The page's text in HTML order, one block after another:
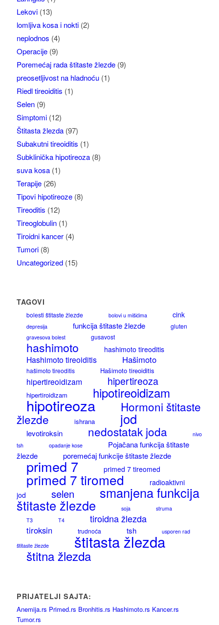
Lekovi(13)
lomljiva kosa i nokti(2)
neplodnos (4)
Operacije(9)
Poremećaj rada štitaste žlezde(9)
preosetljivost na hladnoću(1)
Riedl tireoiditis (1)
Selen(9)
Simptomi(12)
Štitasta žlezda(97)
Subakutni tireoiditis (1)
Subklinička hipotireoza(8)
suva kosa(1)
Terapije(26)
Tipovi hipotireoze(8)
Tireoditis (12)
Tireoglobulin(1)
Tiroidni kancer(4)
Tumori(8)
Uncategorized(15)
TAGOVI
bolesti štitaste žlezde bolovi u mišićima cink
depresija funkcija štitaste žlezde gluten
gravesova bolest gusavost
hashimoto hashimoto tireoditis
Hashimoto tireoiditis Hašimoto
hašimoto tireoditis Hašimoto tireoiditis
hipertireoidizam hipertireoza
hipertiroidizam hipotireoidizam
hipotireoza
Hormoni štitaste
žlezde
ishrana jod
levotiroksin nedostatak joda
nivo
tsh
opadanje kose
Pojačana funkcija štitaste
žlezde
poremećaj funkcije štitaste žlezde
primed 7 primed 7 tireomed
primed 7 tiromed
radioaktivni
jod
selen smanjena funkcija
štitaste žlezde soja
struma
T3
T4 tiroidna žlezda
tiroksin trudnoća tsh
usporen rad
štitaste žlezde
štitasta žlezda
štitna žlezda
PRIJATELJI SAJTA:
Anemija.rs Primed.rs Bronhitis.rs Hashimoto.rs Kancer.rs
Tumor.rs